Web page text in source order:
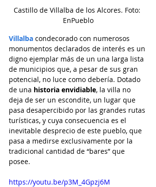
Castillo de Villalba de los Alcores. Foto:
EnPueblo
Villalba condecorado con numerosos
monumentos declarados de interés es un
digno ejemplar más de un una larga lista
de municipios que, a pesar de sus gran
potencial, no luce como debería. Dotado
de una historia envidiable, la villa no
deja de ser un escondite, un lugar que
pasa desapercibido por las grandes rutas
turísticas, y cuya consecuencia es el
inevitable desprecio de este pueblo, que
pasa a medirse exclusivamente por la
tradicional cantidad de “bares” que
posee.
https://youtu.be/p3M_4Gpzj6M